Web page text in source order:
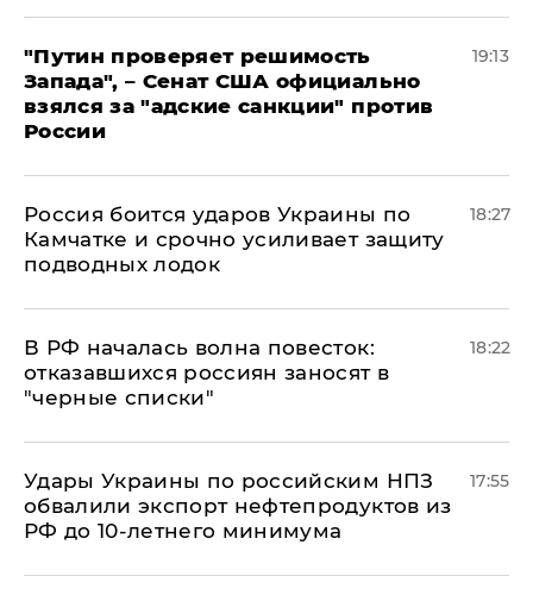
"Путин проверяет решимость
Запада", – Сенат США официально
взялся за "адские санкции" против
России
19:13
Россия боится ударов Украины по
Камчатке и срочно усиливает защиту
подводных лодок
18:27
​В РФ началась волна повесток:
отказавшихся россиян заносят в
"черные списки"
18:22
Удары Украины по российским НПЗ
обвалили экспорт нефтепродуктов из
РФ до 10-летнего минимума
17:55